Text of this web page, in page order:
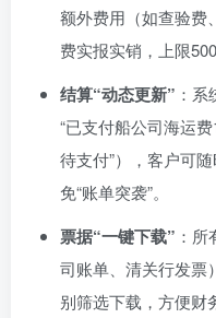
额外费用（如查验费
费实报实销，上限
结算“动态更新” ：
“已支付船公司海运
待支付”），客户可
免“账单突袭”。
票据“一键下载” ：
司账单、清关行发票
别筛选下载，方便财